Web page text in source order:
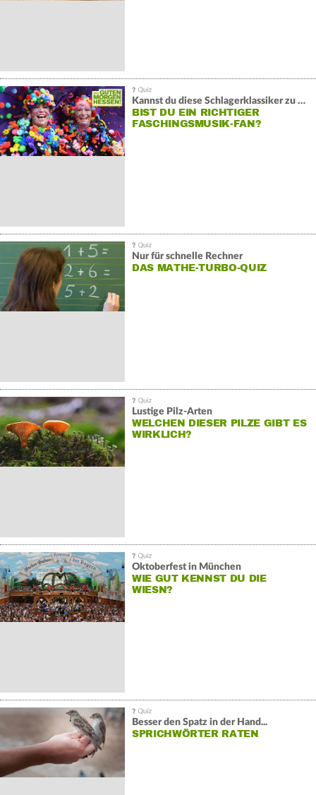
Kannst du diese Schlagerklassiker zu Ende reimen?
BIST DU EIN RICHTIGER
FASCHINGSMUSIK-FAN?
Nur für schnelle Rechner
DAS MATHE-TURBO-QUIZ
Lustige Pilz-Arten
WELCHEN DIESER PILZE GIBT ES
WIRKLICH?
Oktoberfest in München
WIE GUT KENNST DU DIE
WIESN?
Besser den Spatz in der Hand...
SPRICHWÖRTER RATEN